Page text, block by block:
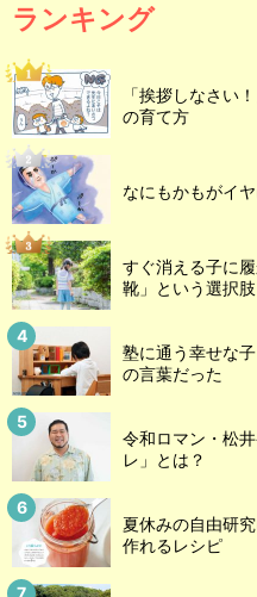
ランキング
「挨拶しなさい
の育て方
なにもかもがイ
すぐ消える子に
靴」という選択肢
塾に通う幸せな
の言葉だった
令和ロマン・松
レ」とは？
夏休みの自由研
作れるレシピ